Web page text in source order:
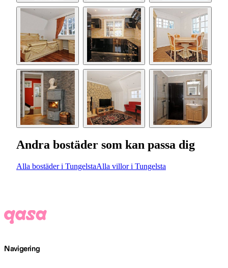
Andra bostäder som kan passa dig
Alla bostäder i TungelstaAlla villor i Tungelsta
Navigering